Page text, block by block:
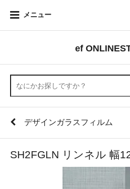
メニュー
ef
デザインガラスフィルム
SH2FGLN リンネル 幅